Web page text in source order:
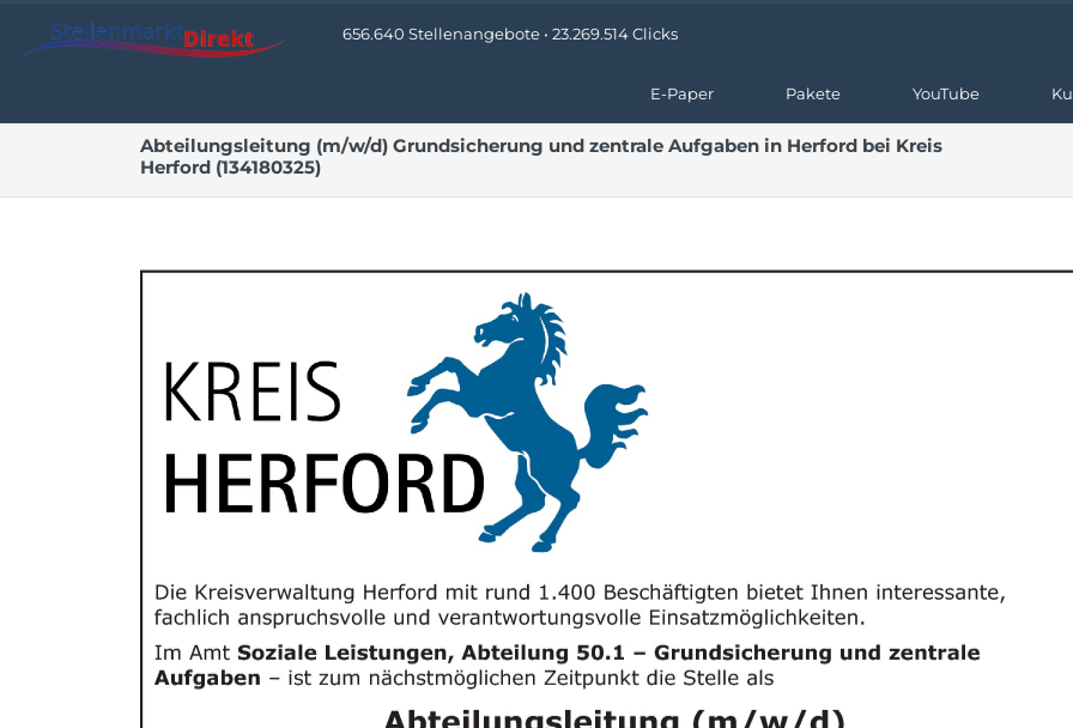
656.640 Stellenangebote • 23.269.514 Clicks
E-Paper Pakete YouTube
Abteilungsleitung (m/w/d) Grundsicherung und zentrale Aufgaben in Herford bei Kreis
Herford (134180325)